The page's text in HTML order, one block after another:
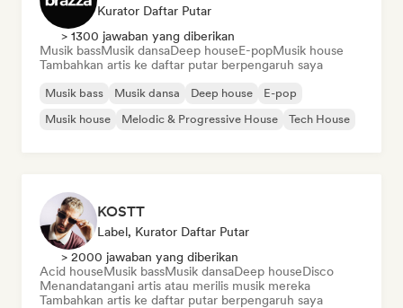
Kurator Daftar Putar
> 1300 jawaban yang diberikan
Musik bassMusik dansaDeep houseE-popMusik house
Tambahkan artis ke daftar putar berpengaruh saya
Musik bass Musik dansa Deep house
E-pop
Musik house
Melodic & Progressive House Tech House
KOSTT
Label, Kurator Daftar Putar
> 2000 jawaban yang diberikan
Acid houseMusik bassMusik dansaDeep houseDisco
Menandatangani artis atau merilis musik mereka
Tambahkan artis ke daftar putar berpengaruh saya